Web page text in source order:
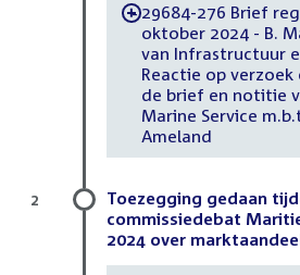
-29684-276 Brief
oktober 2024 - B.
van Infrastructuur
Reactie op verzoek
de brief en notitie
Marine Service
Ameland
Toezegging gedaan
commissiedebat
2024 over
2